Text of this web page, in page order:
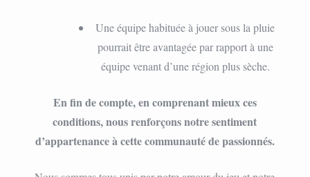
Une équipe habituée à jouer sous la pluie
pourrait être avantagée par rapport à une
équipe venant d’une région plus sèche.
En fin de compte, en comprenant mieux ces
conditions, nous renforçons notre sentiment
d’appartenance à cette communauté de passionnés.